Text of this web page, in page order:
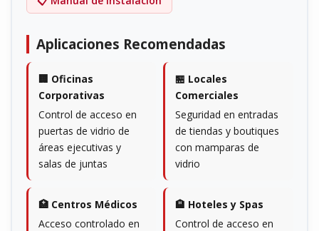
Aplicaciones Recomendadas
🏢 Oficinas
Corporativas
Control de acceso en
puertas de vidrio de
áreas ejecutivas y
salas de juntas
🏪 Locales
Comerciales
Seguridad en entradas
de tiendas y boutiques
con mamparas de
vidrio
🏥 Centros Médicos
Acceso controlado en
🏨 Hoteles y Spas
Control de acceso en